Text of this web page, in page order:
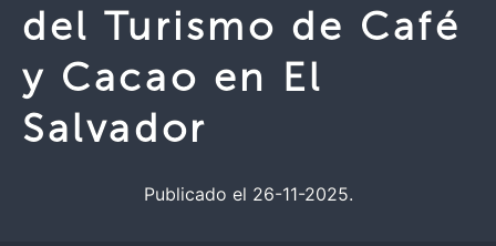
del Turismo de Café
y Cacao en El
Salvador
Publicado el 26-11-2025.